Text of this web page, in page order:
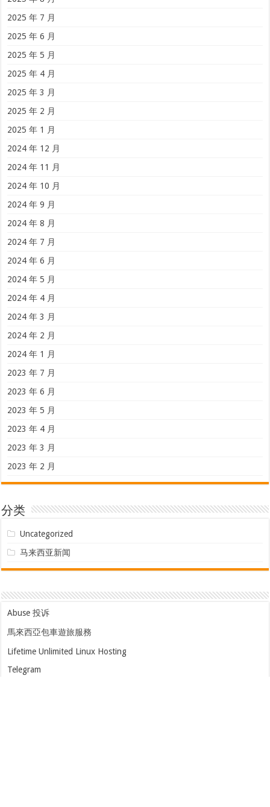
2025 年 8 月
2025 年 7 月
2025 年 6 月
2025 年 5 月
2025 年 4 月
2025 年 3 月
2025 年 2 月
2025 年 1 月
2024 年 12 月
2024 年 11 月
2024 年 10 月
2024 年 9 月
2024 年 8 月
2024 年 7 月
2024 年 6 月
2024 年 5 月
2024 年 4 月
2024 年 3 月
2024 年 2 月
2024 年 1 月
2023 年 7 月
2023 年 6 月
2023 年 5 月
2023 年 4 月
2023 年 3 月
2023 年 2 月
分类
Uncategorized
马来西亚新闻
Abuse 投诉
馬來西亞包車遊旅服務
Lifetime Unlimited Linux Hosting
Telegram